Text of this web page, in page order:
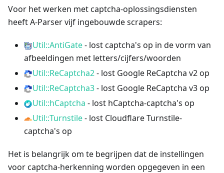
Voor het werken met captcha-oplossingsdiensten
heeft A-Parser vijf ingebouwde scrapers:
Util::AntiGate- lost captcha's op in de vorm van
afbeeldingen met letters/cijfers/woorden
Util::ReCaptcha2- lost Google ReCaptcha v2 op
Util::ReCaptcha3- lost Google ReCaptcha v3 op
Util::hCaptcha - lost hCaptcha-captcha's op
Util::Turnstile- lost Cloudflare Turnstile-
captcha's op
Het is belangrijk om te begrijpen dat de instellingen
voor captcha-herkenning worden opgegeven in een